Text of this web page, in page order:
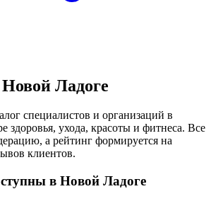
Ладоге
специалистов и организаций в
здоровья, ухода, красоты и фитнеса. Все
а рейтинг формируется на
клиентов.
в Новой Ладоге